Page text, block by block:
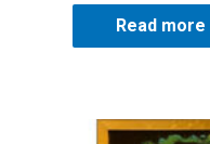
Read more